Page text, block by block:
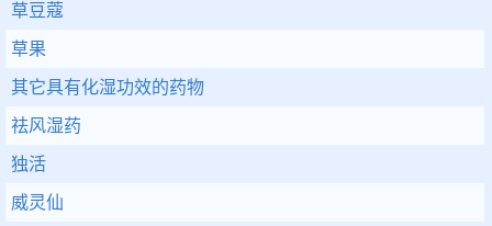
草豆蔻
草果
其它具有化湿功效的药物
祛风湿药
独活
威灵仙